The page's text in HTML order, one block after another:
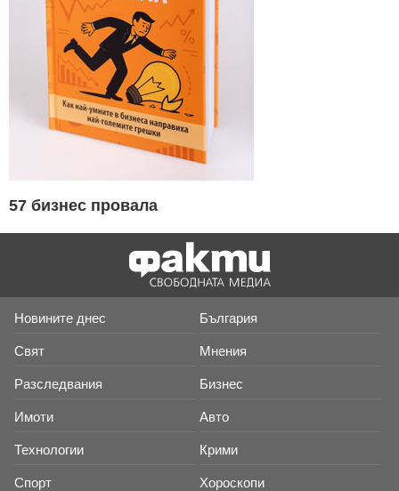
57 бизнес провала
Новините днес България
Свят Мнения
Разследвания Бизнес
Имоти Авто
Технологии Крими
Спорт Хороскопи